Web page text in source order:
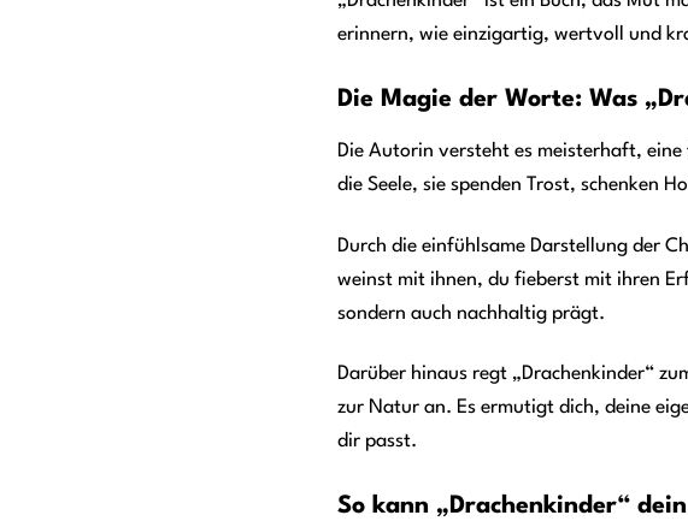
erinnern, wie einzigartig, wertvoll und
Die Magie der Worte: Was
Die Autorin versteht es meisterhaft,
die Seele, sie spenden Trost, schenken
Durch die einfühlsame Darstellung der
weinst mit ihnen, du fieberst mit ihren
sondern auch nachhaltig prägt.
Darüber hinaus regt „Drachenkinder“
zur Natur an. Es ermutigt dich, deine
dir passt.
So kann „Drachenkinder“